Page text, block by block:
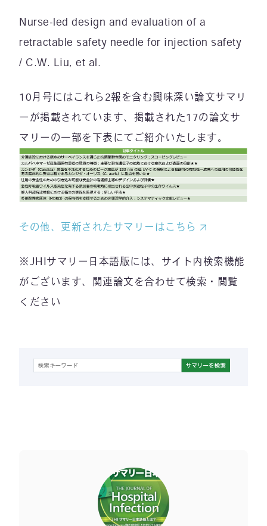
Nurse-led design and evaluation of a
retractable safety needle for injection safety
/ C.W. Liu, et al.
10月号にはこれら2報を含む興味深い論文サマリ
ーが掲載されています、掲載された17の論文サ
マリーの一部を下表にてご紹介いたします。
その他、更新されたサマリーはこちら
※JHIサマリー日本語版には、サイト内検索機能
がございます、関連論文を合わせて検索・閲覧
ください